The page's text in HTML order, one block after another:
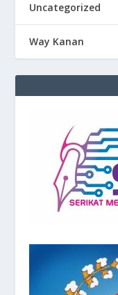
Uncategorized
Way Kanan